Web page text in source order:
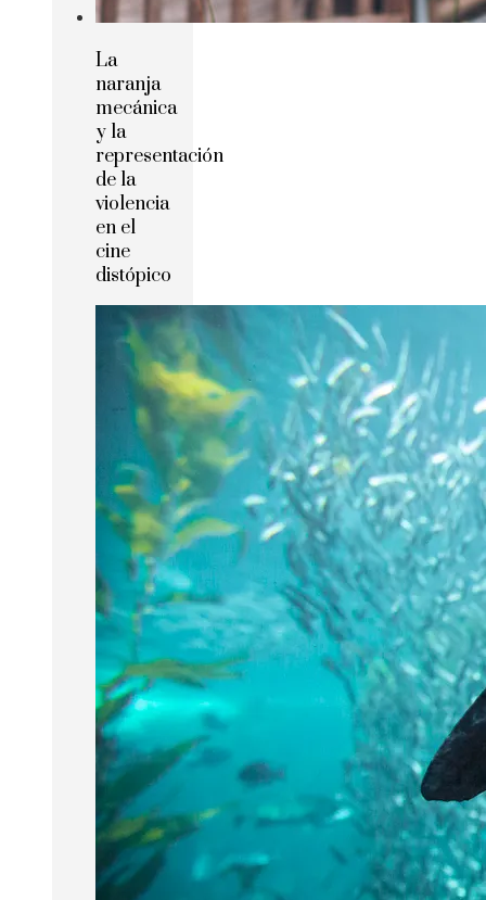
La
naranja
mecánica
y la
representación
de la
violencia
en el
cine
distópico